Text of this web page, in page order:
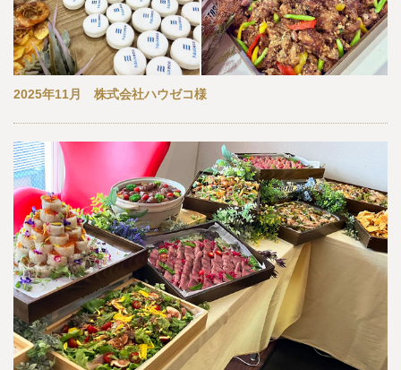
2025年11月 株式会社ハウゼコ様